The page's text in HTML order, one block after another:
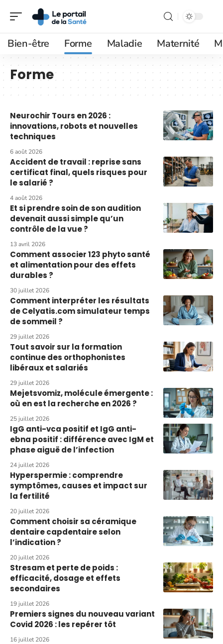
Bien-être Forme Maladie Maternité
Forme
Neurochir Tours en 2026 :
innovations, robots et nouvelles
techniques
6 août 2026
Accident de travail : reprise sans
certificat final, quels risques pour
le salarié ?
4 août 2026
Et si prendre soin de son audition
devenait aussi simple qu’un
contrôle de la vue ?
13 avril 2026
Comment associer 123 phyto santé
et alimentation pour des effets
durables ?
30 juillet 2026
Comment interpréter les résultats
de Celyatis.com simulateur temps
de sommeil ?
29 juillet 2026
Tout savoir sur la formation
continue des orthophonistes
libéraux et salariés
29 juillet 2026
Mejetsvomiz, molécule émergente :
où en est la recherche en 2026 ?
25 juillet 2026
IgG anti-vca positif et IgG anti-
ebna positif : différence avec IgM et
phase aiguë de l’infection
24 juillet 2026
Hyperspermie : comprendre
symptômes, causes et impact sur
la fertilité
20 juillet 2026
Comment choisir sa céramique
dentaire capdentaire selon
l’indication ?
20 juillet 2026
Stresam et perte de poids :
efficacité, dosage et effets
secondaires
19 juillet 2026
Premiers signes du nouveau variant
Covid 2026 : les repérer tôt
16 juillet 2026